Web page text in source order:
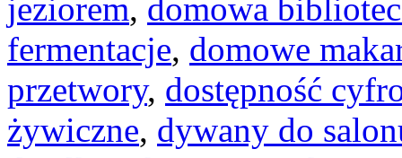
jeziorem, domowa
fermentacje, domowe
przetwory, dostępność
żywiczne, dywany do